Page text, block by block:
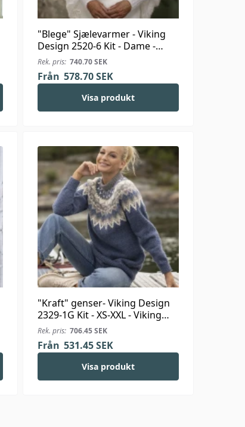
"Blege" Sjælevarmer - Viking
Design 2520-6 Kit - Dame -
Viking Kid-Silk
Rek. pris: 740.70SEK
Från 578.70SEK
Visa produkt
"Kraft" genser- Viking Design
2329-1G Kit - XS-XXL - Viking
Wool
Rek. pris: 706.45SEK
Från 531.45SEK
Visa produkt